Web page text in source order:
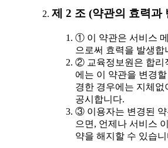
제 2 조 (약관의 효력과
① 이 약관은 서비스
으로써 효력을 발생합
② 교육정보원은 합리
에는 이 약관을 변경
경한 경우에는 지체
공시합니다.
③ 이용자는 변경된
으면, 언제나 서비스
약을 해지할 수 있습니